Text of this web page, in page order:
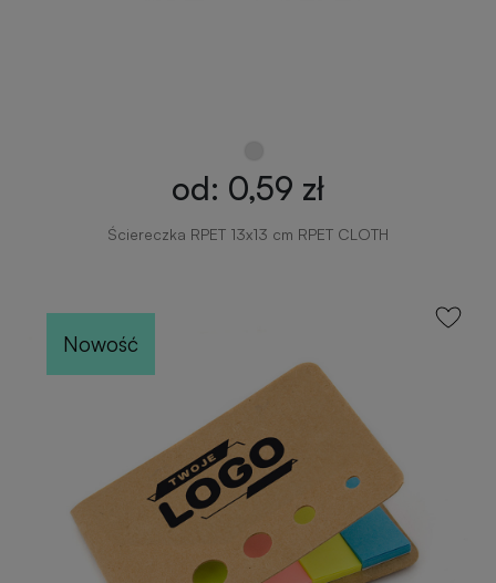
od: 0,59 zł
Ściereczka RPET 13x13 cm RPET CLOTH
Nowość